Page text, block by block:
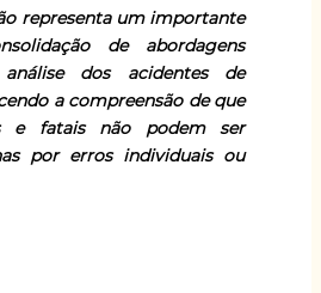
representa um importante
de abordagens
dos acidentes de
a compreensão de que
e fatais não podem ser
por erros individuais ou